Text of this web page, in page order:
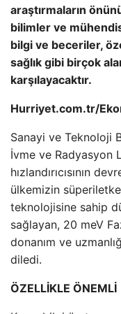
araştırmaların
bilimler ve
bilgi ve beceriler,
sağlık gibi birçok
karşılayacaktır.
Hurriyet.com.tr/
Sanayi ve Teknoloji
İvme ve Radyasyon
hızlandırıcısının
ülkemizin
teknolojisine sahip
sağlayan, 20 meV
donanım ve
diledi.
ÖZELLİKLE ÖNEMLİ